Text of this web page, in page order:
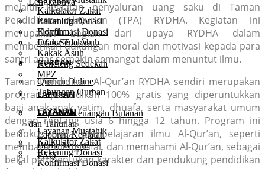
Kalkulator Zakat
Rekening Donasi
Konfirmasi Donasi
Orang Tua Asuh
Kakak Asuh
Kencleng Sedekah
MPZ
LAPORAN
Laporan Keuangan Bulanan
dan Tahunan
Laporan Kegiatan
Berita Terkini
FAQ
Zakat Fitrah
Fidyah
Infak Sedekah
QURBAN
Qurban Online
Tabungan Qurban
LAYANAN
Layanan Mustahik
Kalkulator Zakat
Rekening Donasi
Konfirmasi Donasi
melalui kegiatan penyaluran uang saku di Taman
Pendidikan Al-Qur’an (TPA) RYDHA. Kegiatan ini
merupakan bagian dari upaya RYDHA dalam
memberikan dukungan moral dan motivasi kepada para
santri agar semakin semangat dalam menuntut ilmu.
Taman Pendidikan Al-Qur’an RYDHA sendiri merupakan
program pendidikan 100% gratis yang diperuntukkan
bagi anak-anak yatim, dhuafa, serta masyarakat umum
dengan rentang usia 6 hingga 12 tahun. Program ini
berfokus pada pembelajaran ilmu Al-Qur’an, seperti
membaca, menghafal, dan memahami Al-Qur’an, sebagai
bekal pembentukan karakter dan pendukung pendidikan